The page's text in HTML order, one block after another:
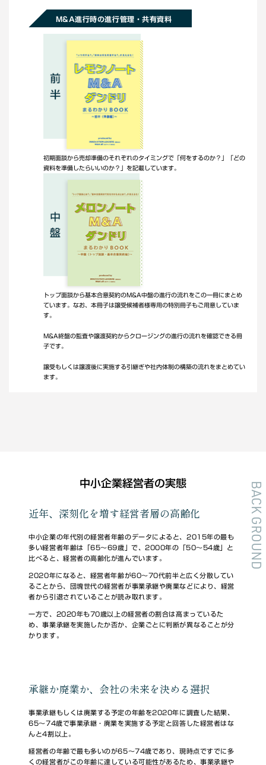
M&A進行時の進行管理・共有資料
初期面談から売却準備のそれぞれのタイミングで「何をするのか？」「どの
資料を準備したらいいのか？」を記載しています。
トップ面談から基本合意契約のM&A中盤の進行の流れをこの一冊にまとめ
ています。なお、本冊子は譲受候補者様専用の特別冊子もご用意していま
す。
M&A終盤の監査や譲渡契約からクロージングの進行の流れを確認できる冊
子です。
譲受もしくは譲渡後に実施する引継ぎや社内体制の構築の流れをまとめてい
ます。
BACK GROUND
中小企業経営者の実態
近年、深刻化を増す経営者層の高齢化
中小企業の年代別の経営者年齢のデータによると、2015年の最も
多い経営者年齢は「65～69歳」で、2000年の「50～54歳」と
比べると、経営者の高齢化が進んでいます。
2020年になると、経営者年齢が60～70代前半と広く分散してい
ることから、団塊世代の経営者が事業承継や廃業などにより、経営
者から引退されていることが読み取れます。
一方で、2020年も70歳以上の経営者の割合は高まっているた
め、事業承継を実施したか否か、企業ごとに判断が異なることが分
かります。
承継か廃業か、会社の未来を決める選択
事業承継もしくは廃業する予定の年齢を2020年に調査した結果、
65～74歳で事業承継・廃業を実施する予定と回答した経営者はな
んと4割以上。
経営者の年齢で最も多いのが65～74歳であり、現時点ですでに多
くの経営者がこの年齢に達している可能性があるため、事業承継や